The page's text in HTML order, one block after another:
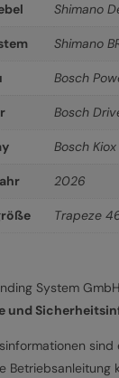
Shimano
Shimano
Bosch
Bosch
Bosch
2026
Trapeze
System
und
Betriebsanleitung